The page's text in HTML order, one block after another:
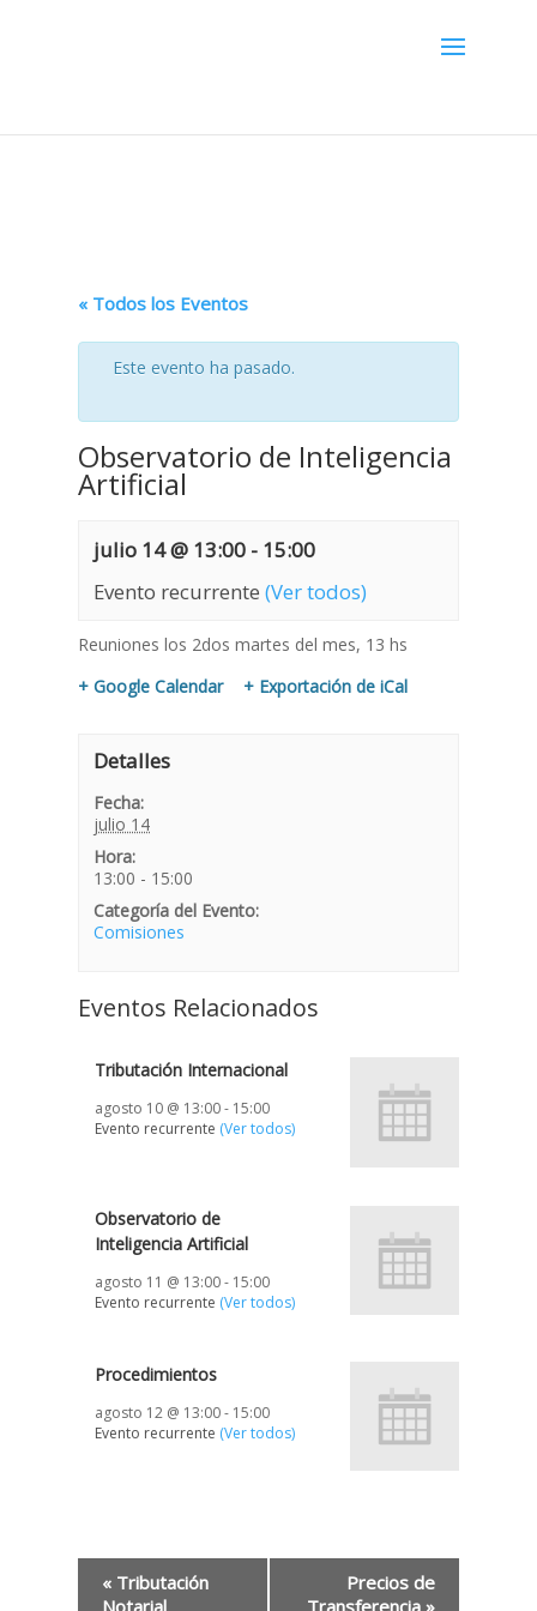
« Todos los Eventos
Este evento ha pasado.
Observatorio de Inteligencia
Artificial
julio 14 @ 13:00- 15:00
Evento recurrente (Ver todos)
Reuniones los 2dos martes del mes, 13 hs
+ Google Calendar
+ Exportación de iCal
Detalles
Fecha:
julio 14
Hora:
13:00 - 15:00
Categoría del Evento:
Comisiones
Eventos Relacionados
Tributación Internacional
agosto 10 @ 13:00- 15:00
Evento recurrente (Ver todos)
Observatorio de
Inteligencia Artificial
agosto 11 @ 13:00- 15:00
Evento recurrente (Ver todos)
Procedimientos
agosto 12 @ 13:00- 15:00
Evento recurrente (Ver todos)
«Tributación
Precios de